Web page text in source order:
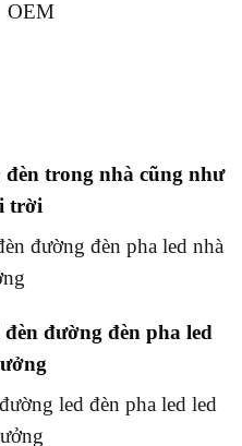
trong nhà cũng như
trời
đường đèn pha led